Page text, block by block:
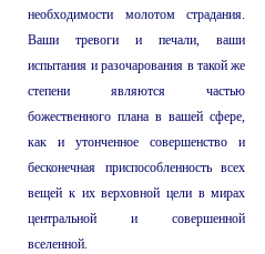
необходимости молотом страдания.
Ваши тревоги и печали, ваши
испытания и разочарования в такой же
степени являются частью
божественного плана в вашей сфере,
как и утонченное совершенство и
бесконечная приспособленность всех
вещей к их верховной цели в мирах
центральной и совершенной
вселенной.